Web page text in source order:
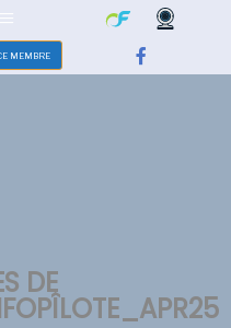
MEMBRE
DE